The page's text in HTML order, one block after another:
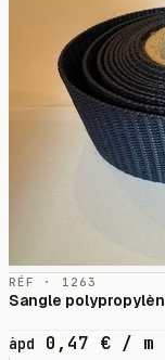
RÉF · 1263
Sangle
àpd 0,47 € / m